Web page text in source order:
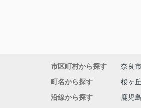
市区町村から探す 奈良
町名から探す
桜ヶ丘
沿線から探す
鹿児